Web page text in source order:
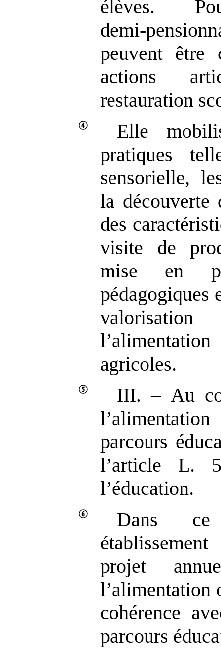
élèves.
demi‑
peuvent être
actions
restauration
Elle
pratiques
sensorielle,
la découverte
des
visite de
mise en
pédagogiques
agricoles.
III. – Au
parcours
l’article L.
l’éducation.
Dans ce
projet
l’alimentation
cohérence
parcours